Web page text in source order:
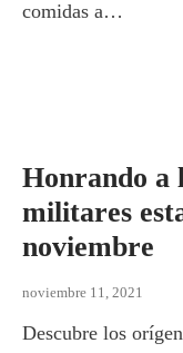
comidas a…
Honrando a
militares
noviembre
noviembre 11, 2021
Descubre los